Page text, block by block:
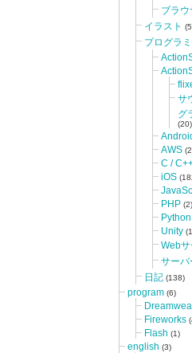
ブラウ
イラスト
プログラ
サ
グ
(20)
AWS
C /
iOS
PHP (2)
Python
Unity
Webサ
サーバ
日記 (138)
program (6)
Fireworks
Flash (1)
english (3)